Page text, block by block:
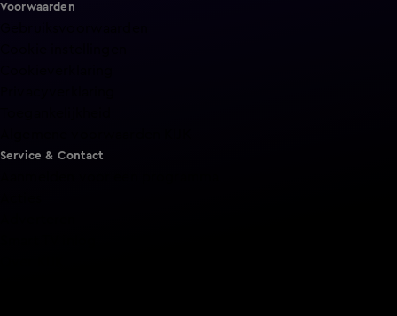
Voorwaarden
Service & Contact